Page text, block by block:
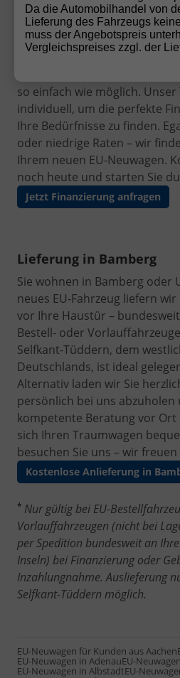
Finanzierung leicht
Ihr Traumauto ist nur einen
unseren flexiblen und
so einfach wie möglich. Unser
individuell, um die perfekte
Ihre Bedürfnisse zu finden.
oder niedrige Raten – wir
Ihrem neuen EU-Neuwagen.
noch heute und starten Sie
Jetzt Finanzierung anfragen
Lieferung in Bamberg
Sie wohnen in Bamberg oder
neues EU-Fahrzeug liefern
vor Ihre Haustür –
Bestell- oder
Selfkant-Tüddern, dem
Deutschlands, ist ideal
Alternativ laden wir Sie
persönlich bei uns abzuholen
kompetente Beratung vor Ort
sich Ihren Traumwagen
besuchen Sie uns – wir freuen
Kostenlose Anlieferung in
* Nur gültig bei EU-
Vorlauffahrzeugen (nicht bei
per Spedition bundesweit an
Inseln) bei Finanzierung oder
Inzahlungnahme. Auslieferung
Selfkant-Tüddern möglich.
EU-Neuwagen für Kunden aus Aachen
EU-Neuwagen in AdenauEU-
EU-Neuwagen in AlbstadtEU-
Da die Automobilhandel von
Lieferung des Fahrzeugs
muss der Angebotspreis
Vergleichspreises zzgl. der